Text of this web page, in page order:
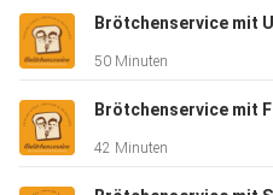
im Shop
sowie die Frage, warum am
Problem
ist, sondern der „Kleber“.
50 Minuten
42 Minuten